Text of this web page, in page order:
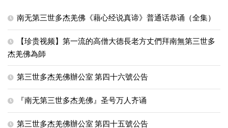
南无第三世多杰羌佛《藉心经说真谛》普通话恭诵（全集）
【珍贵视频】第一流的高僧大德長老方丈們拜南無第三世多
杰羌佛為師
第三世多杰羌佛辦公室 第四十六號公告
『南无第三世多杰羌佛』圣号万人齐诵
第三世多杰羌佛辦公室 第四十五號公告